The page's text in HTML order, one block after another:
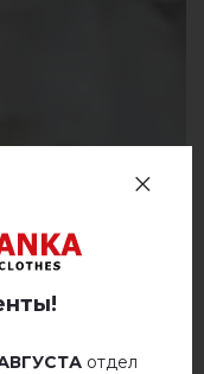
отдел